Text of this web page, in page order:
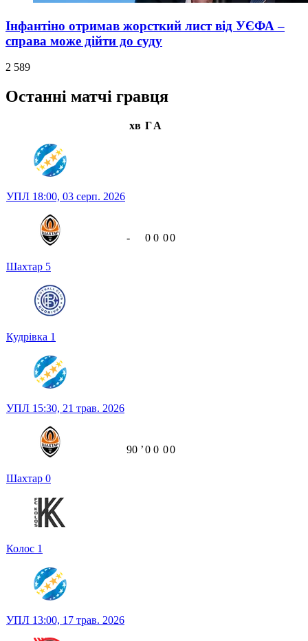
Інфантіно отримав жорсткий лист від УЄФА –
справа може дійти до суду
2 589
Останні матчі гравця
хв ГА
УПЛ 18:00, 03 серп. 2026
Шахтар 5
Кудрівка 1
- 0 0 00
УПЛ 15:30, 21 трав. 2026
Шахтар 0
Колос 1
90 ʼ0 0 00
УПЛ 13:00, 17 трав. 2026